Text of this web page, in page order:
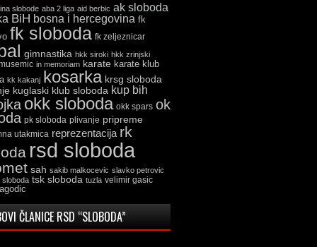
slobode aba 2 liga aid berbic ak sloboda
BiH bosna i hercegovina fk
fk sloboda fk zeljeznicar
gimnastika hkk siroki hkk zrinjski
in memoriam karate karate klub
kk kakanj kosarka krsg sloboda
kuglaski klub sloboda kup bih
okk sloboda okk spars ok
pk sloboda plivanje pripreme
utakmica reprezentacija rk
rsd sloboda
sah sakib malkocevic slavko petrovic
sloboda tsk sloboda tuzla velimir gasic
ČLANICE RSD “SLOBODA”